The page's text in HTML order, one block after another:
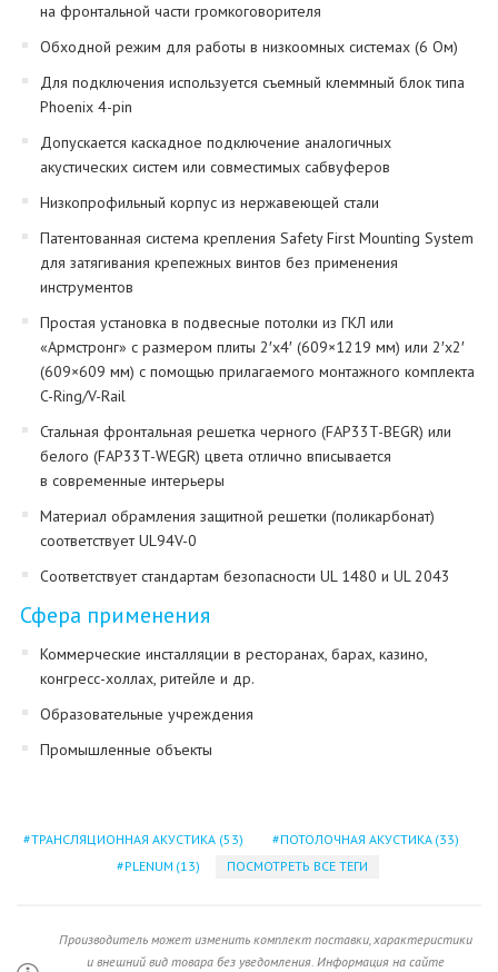
на фронтальной части громкоговорителя
Обходной режим для работы в низкоомных системах (6 Ом)
Для подключения используется съемный клеммный блок типа
Phoenix 4-pin
Допускается каскадное подключение аналогичных
акустических систем или совместимых сабвуферов
Низкопрофильный корпус из нержавеющей стали
Патентованная система крепления Safety First Mounting System
для затягивания крепежных винтов без применения
инструментов
Простая установка в подвесные потолки из ГКЛ или
«Армстронг» с размером плиты 2′x4′ (609×1219 мм) или 2′x2′
(609×609 мм) с помощью прилагаемого монтажного комплекта
C-Ring/V-Rail
Стальная фронтальная решетка черного (FAP33T-BEGR) или
белого (FAP33T-WEGR) цвета отлично вписывается
в современные интерьеры
Материал обрамления защитной решетки (поликарбонат)
соответствует UL94V-0
Соответствует стандартам безопасности UL 1480 и UL 2043
Сфера применения
Коммерческие инсталляции в ресторанах, барах, казино,
конгресс-холлах, ритейле и др.
Образовательные учреждения
Промышленные объекты
ТРАНСЛЯЦИОННАЯ АКУСТИКА (53) ПОТОЛОЧНАЯ АКУСТИКА (33)
PLENUM (13) ПОСМОТРЕТЬ ВСЕ ТЕГИ
Производитель может изменить комплект поставки, характеристики
и внешний вид товара без уведомления. Информация на сайте